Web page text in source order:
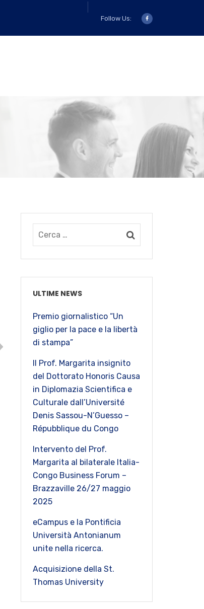
Follow Us:
ULTIME NEWS
Premio giornalistico “Un
giglio per la pace e la libertà
di stampa”
Il Prof. Margarita insignito
del Dottorato Honoris Causa
in Diplomazia Scientifica e
Culturale dall’Université
Denis Sassou-N’Guesso –
Répubblique du Congo
Intervento del Prof.
Margarita al bilaterale Italia-
Congo Business Forum –
Brazzaville 26/27 maggio
2025
eCampus e la Pontificia
Università Antonianum
unite nella ricerca.
Acquisizione della St.
Thomas University